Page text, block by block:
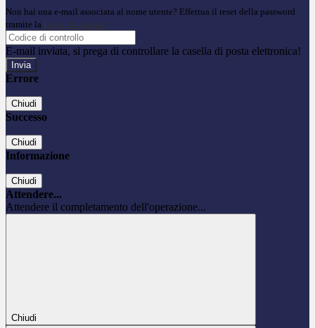
Non hai una e-mail associata al nome utente? Effettua il reset della password
tramite la Login Spaggiari
E-mail inviata, si prega di controllare la casella di posta elettronica!
Errore
Chiudi
Successo
Chiudi
Informazione
Chiudi
Attendere...
Attendere il completamento dell'operazione...
Chiudi